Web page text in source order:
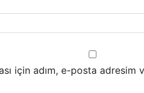
için adım, e-posta